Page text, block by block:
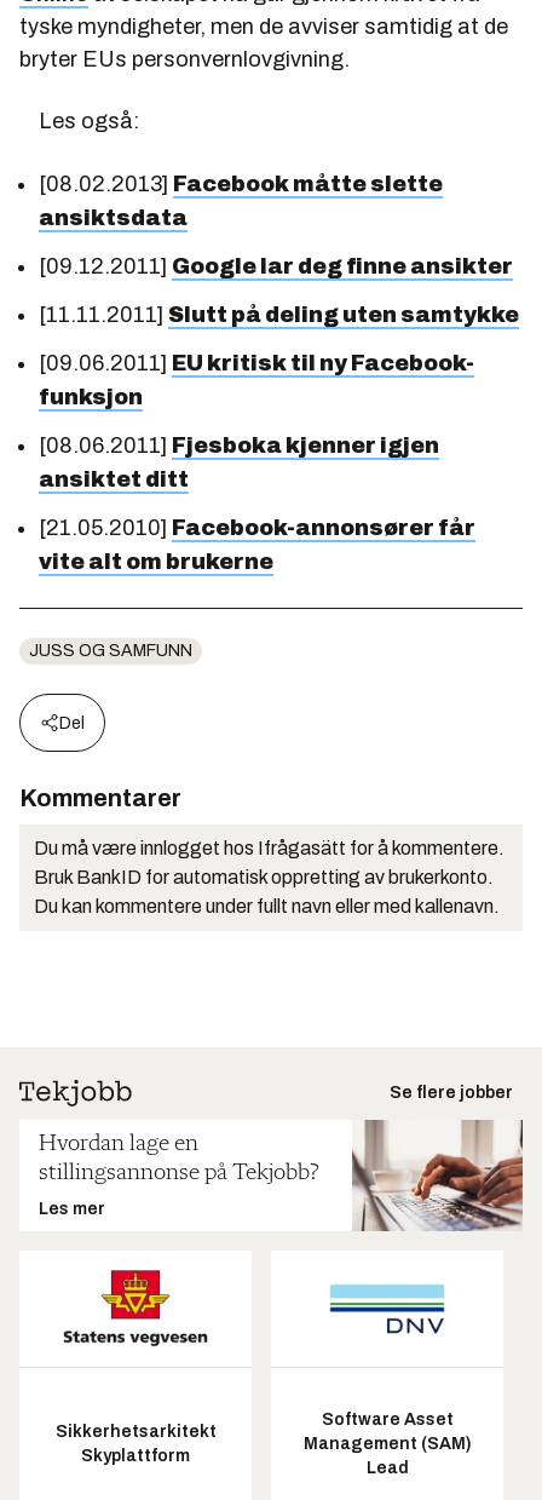
tyske myndigheter, men de avviser samtidig at de
bryter EUs personvernlovgivning.
Les også:
[08.02.2013] Facebook måtte slette
ansiktsdata
[09.12.2011] Google lar deg finne ansikter
[11.11.2011] Slutt på deling uten samtykke
[09.06.2011] EU kritisk til ny Facebook-
funksjon
[08.06.2011] Fjesboka kjenner igjen
ansiktet ditt
[21.05.2010] Facebook-annonsører får
vite alt om brukerne
JUSS OG SAMFUNN
Del
Kommentarer
Du må være innlogget hos Ifrågasätt for å kommentere.
Bruk BankID for automatisk oppretting av brukerkonto.
Du kan kommentere under fullt navn eller med kallenavn.
Se flere jobber
Hvordan lage en
stillingsannonse på Tekjobb?
Les mer
Sikkerhetsarkitekt
Skyplattform
Software Asset
Management (SAM)
Lead